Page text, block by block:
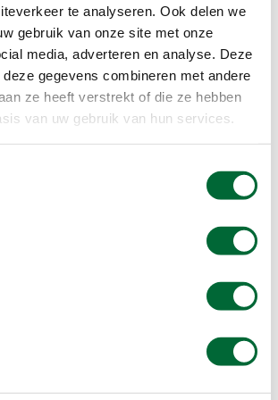
te analyseren. Ook delen we
gebruik van onze site met onze
media, adverteren en analyse. Deze
gegevens combineren met andere
ze heeft verstrekt of die ze hebben
van uw gebruik van hun services.
wijstgebied gevormd door de
breuk. Hier ontspringt de
beek die wordt gevoed
kwelwater. Dankzij natuurherstel
weidebeekjuffer. (Foto: © Paul_Cooper van